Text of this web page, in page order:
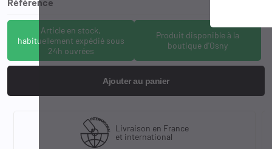
Article en stock,
habituellement expédié sous
24h ouvrées
Produit disponible à la
boutique d'Osny
Ajouter au panier
Livraison en France
et international